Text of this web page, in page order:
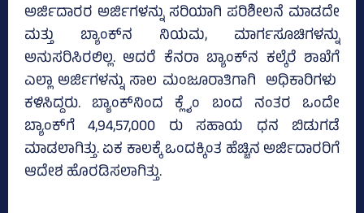
ಅರ್ಜಿದಾರರ ಅರ್ಜಿಗಳನ್ನು ಸರಿಯಾಗಿ ಪರಿಶೀಲನೆ ಮಾಡದೇ
ಮತ್ತು ಬ್ಯಾಂಕ್‌ನ ನಿಯಮ, ಮಾರ್ಗಸೂಚಿಗಳನ್ನು
ಅನುಸರಿಸಿರಲಿಲ್ಲ. ಆದರೆ ಕೆನರಾ ಬ್ಯಾಂಕ್‌ನ ಕಲ್ಕೆರೆ ಶಾಖೆಗೆ
ಎಲ್ಲಾ ಅರ್ಜಿಗಳನ್ನು ಸಾಲ ಮಂಜೂರಾತಿಗಾಗಿ ಅಧಿಕಾರಿಗಳು
ಕಳಿಸಿದ್ದರು. ಬ್ಯಾಂಕ್‌ನಿಂದ ಕ್ಲೈಂ ಬಂದ ನಂತರ ಒಂದೇ
ಬ್ಯಾಂಕ್‌ಗೆ 4,94,57,000 ರು ಸಹಾಯ ಧನ ಬಿಡುಗಡೆ
ಮಾಡಲಾಗಿತ್ತು. ಏಕ ಕಾಲಕ್ಕೆ ಒಂದಕ್ಕಿಂತ ಹೆಚ್ಚಿನ ಅರ್ಜಿದಾರರಿಗೆ
ಆದೇಶ ಹೊರಡಿಸಲಾಗಿತ್ತು.